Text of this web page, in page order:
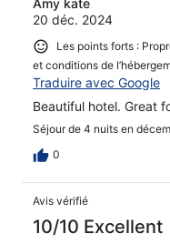
Amy kate
20 déc. 2024
Les points forts :
et conditions de
Traduire avec Google
Beautiful hotel. Great
Séjour de 4 nuits en
0
Avis vérifié
10/10 Excellent